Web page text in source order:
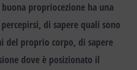
propriocezione ha una
di sapere quali sono
del proprio corpo, di sapere
dove è posizionato il